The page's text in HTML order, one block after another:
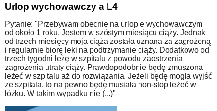
Urlop wychowawczy a L4
Pytanie: "Przebywam obecnie na urlopie wychowawczym
od około 1 roku. Jestem w szóstym miesiącu ciąży. Jednak
od trzech miesięcy moja ciąża została uznana za zagrożoną
i regularnie biorę leki na podtrzymanie ciąży. Dodatkowo od
trzech tygodni leżę w szpitalu z powodu zaostrzenia
zagrożenia utraty ciąży. Prawdopodobnie będę zmuszona
leżeć w szpitalu aż do rozwiązania. Jeżeli będę mogła wyjść
ze szpitala, to na pewno będę musiała non-stop leżeć w
łóżku. W takim wypadku nie (...)"